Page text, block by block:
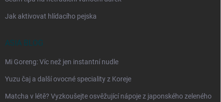
Jak aktivovat hlídacího pejska
ASIA BLOG
Mi Goreng: Víc než jen instantní nudle
Yuzu čaj a další ovocné speciality z Koreje
Matcha v létě? Vyzkoušejte osvěžující nápoje z japonského zeleného